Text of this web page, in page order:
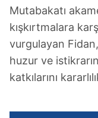
Mutabakatı
kışkırtmalara
vurgulayan
huzur ve
katkılarını